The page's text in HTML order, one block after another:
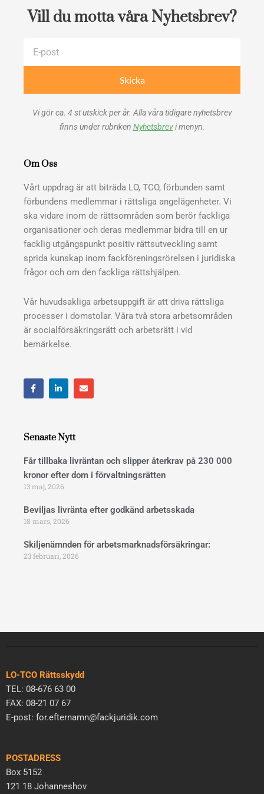
Vill du motta våra Nyhetsbrev?
post
Skicka
Vi gör ca. 4 st utskick per år. Alla våra tidigare nyhetsbrev
finns under rubriken Nyhetsbrevi menyn.
Om Oss
Vårt uppdrag är att biträda LO, TCO, förbunden samt
förbundens medlemmar i rättsliga angelägenheter. Vi
ska vidare inom de rättsområden som berör fackliga
organisationer och deras medlemmar bidra till en ur
facklig utgångspunkt positiv rättsutveckling samt
sprida kunskap inom fackföreningsrörelsen i juridiska
frågor och om den fackliga rättshjälpen.
Vår huvudsakliga arbetsuppgift är att driva rättsliga
processer i domstolar. Våra två stora arbetsområden
är socialförsäkringsrätt och arbetsrätt i vid
bemärkelse.
F
a
c
k
L
i
n
i
n
E
n
v
Senaste Nytt
Får tillbaka livräntan och slipper återkrav på 230 000
kronor efter dom i förvaltningsrätten
13 maj, 2026
Beviljas livränta efter godkänd arbetsskada
18 mars, 2026
Skiljenämnden för arbetsmarknadsförsäkringar:
23 februari, 2026
LO-TCO Rättsskydd
TEL: 08-676 63 00
FAX: 08-21 07 67
E-post: for.efternamn@fackjuridik.com
POSTADRESS
Box 5152
121 18 Johanneshov